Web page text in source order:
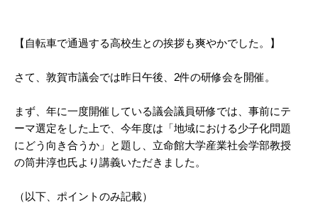
【自転車で通過する高校生との挨拶も爽やかでした。】
さて、敦賀市議会では昨日午後、2件の研修会を開催。
まず、年に一度開催している議会議員研修では、事前にテ
ーマ選定をした上で、今年度は「地域における少子化問題
にどう向き合うか」と題し、立命館大学産業社会学部教授
の筒井淳也氏より講義いただきました。
（以下、ポイントのみ記載）